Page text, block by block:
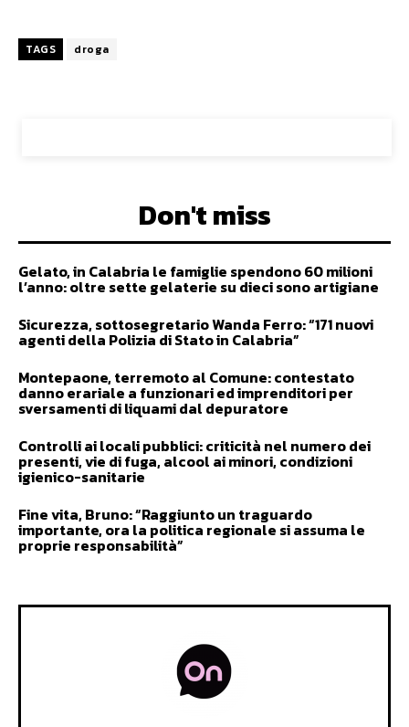
TAGS droga
Don't miss
Gelato, in Calabria le famiglie spendono 60 milioni
l’anno: oltre sette gelaterie su dieci sono artigiane
Sicurezza, sottosegretario Wanda Ferro: “171 nuovi
agenti della Polizia di Stato in Calabria”
Montepaone, terremoto al Comune: contestato
danno erariale a funzionari ed imprenditori per
sversamenti di liquami dal depuratore
Controlli ai locali pubblici: criticità nel numero dei
presenti, vie di fuga, alcool ai minori, condizioni
igienico-sanitarie
Fine vita, Bruno: “Raggiunto un traguardo
importante, ora la politica regionale si assuma le
proprie responsabilità”